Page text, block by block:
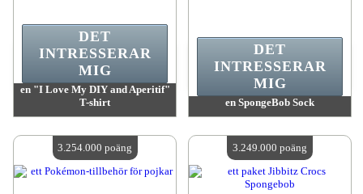
en "I Love My DIY and Aperitif"
T-shirt
Antal tillgängliga:4
DET
INTRESSERAR
MIG
en SpongeBob Sock
Antal tillgängliga:4
DET
INTRESSERAR
MIG
3.254.000 poäng 3.249.000 poäng